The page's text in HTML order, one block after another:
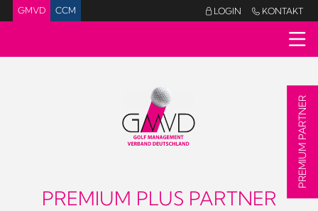
GMVD CCM LOGIN  KONTAKT
PREMIUM PLUS PARTNER
PREMIUM PARTNER